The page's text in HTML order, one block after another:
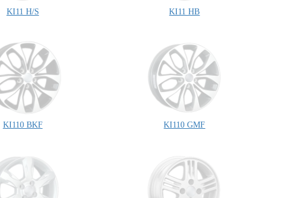
KI11 H/S KI11 HB
KI110 BKF KI110 GMF